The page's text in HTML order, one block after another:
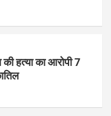
की हत्या का आरोपी 7